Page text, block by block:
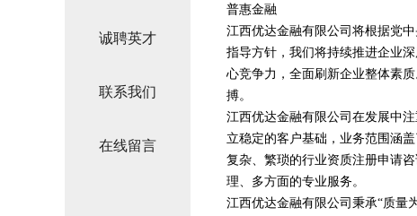
诚聘英才
联系我们
在线留言
普惠金融
江西优达金融有限公司将根据党
指导方针，我们将持续推进企业
心竞争力，全面刷新企业整体素
搏。
江西优达金融有限公司在发展中
立稳定的客户基础，业务范围涵
复杂、繁琐的行业资质注册申请
理、多方面的专业服务。
江西优达金融有限公司秉承“质量